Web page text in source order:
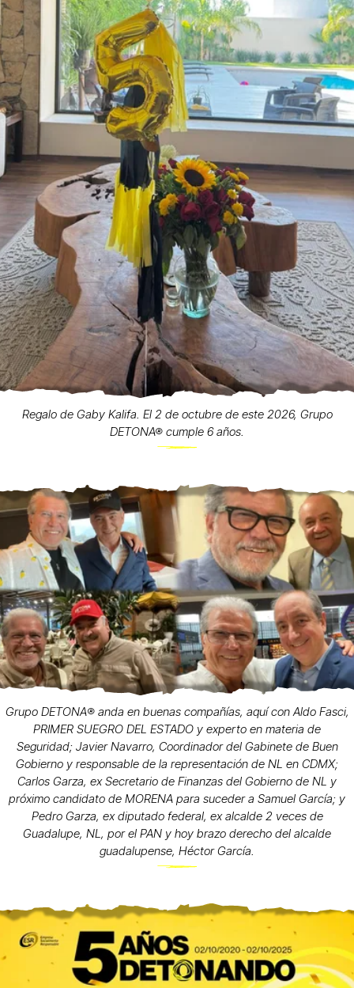
Regalo de Gaby Kalifa. El 2 de octubre de este 2026, Grupo
DETONA® cumple 6 años.
Grupo DETONA®️ anda en buenas compañías, aquí con Aldo Fasci,
PRIMER SUEGRO DEL ESTADO y experto en materia de
Seguridad; Javier Navarro, Coordinador del Gabinete de Buen
Gobierno y responsable de la representación de NL en CDMX;
Carlos Garza, ex Secretario de Finanzas del Gobierno de NL y
próximo candidato de MORENA para suceder a Samuel García; y
Pedro Garza, ex diputado federal, ex alcalde 2 veces de
Guadalupe, NL, por el PAN y hoy brazo derecho del alcalde
guadalupense, Héctor García.